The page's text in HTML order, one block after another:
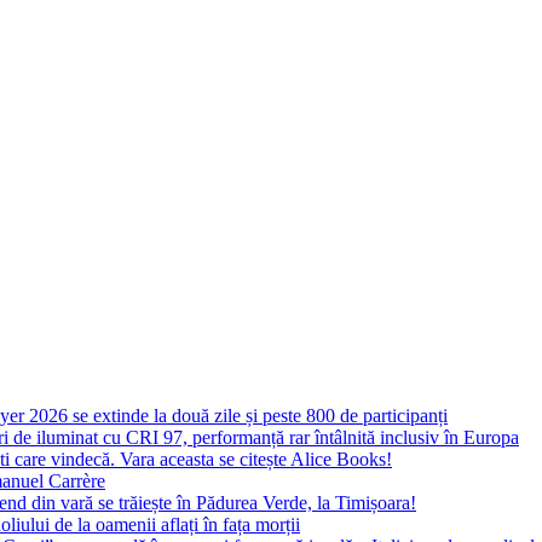
2026 se extinde la două zile și peste 800 de participanți
de iluminat cu CRI 97, performanță rar întâlnită inclusiv în Europa
vindecă. Vara aceasta se citește Alice Books!
Carrère
din vară se trăiește în Pădurea Verde, la Timișoara!
de la oamenii aflați în fața morții